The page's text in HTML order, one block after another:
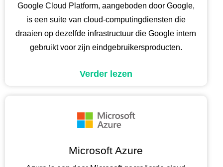
Google Cloud Platform, aangeboden door Google,
is een suite van cloud-computingdiensten die
draaien op dezelfde infrastructuur die Google intern
gebruikt voor zijn eindgebruikersproducten.
Verder lezen
Microsoft Azure